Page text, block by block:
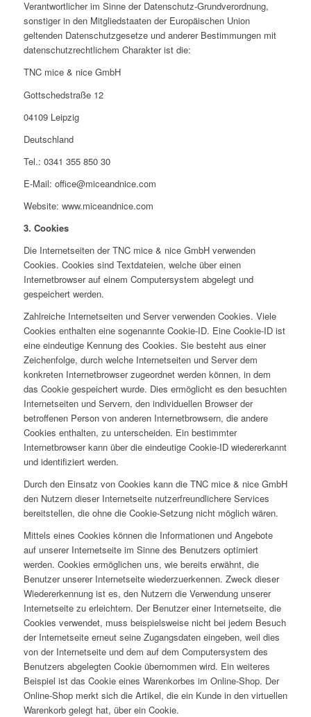
Verantwortlicher im Sinne der Datenschutz-Grundverordnung,
sonstiger in den Mitgliedstaaten der Europäischen Union
geltenden Datenschutzgesetze und anderer Bestimmungen mit
datenschutzrechtlichem Charakter ist die:
TNC mice & nice GmbH
Gottschedstraße 12
04109 Leipzig
Deutschland
Tel.: 0341 355 850 30
E-Mail: office@miceandnice.com
Website: www.miceandnice.com
3. Cookies
Die Internetseiten der TNC mice & nice GmbH verwenden
Cookies. Cookies sind Textdateien, welche über einen
Internetbrowser auf einem Computersystem abgelegt und
gespeichert werden.
Zahlreiche Internetseiten und Server verwenden Cookies. Viele
Cookies enthalten eine sogenannte Cookie-ID. Eine Cookie-ID ist
eine eindeutige Kennung des Cookies. Sie besteht aus einer
Zeichenfolge, durch welche Internetseiten und Server dem
konkreten Internetbrowser zugeordnet werden können, in dem
das Cookie gespeichert wurde. Dies ermöglicht es den besuchten
Internetseiten und Servern, den individuellen Browser der
betroffenen Person von anderen Internetbrowsern, die andere
Cookies enthalten, zu unterscheiden. Ein bestimmter
Internetbrowser kann über die eindeutige Cookie-ID wiedererkannt
und identifiziert werden.
Durch den Einsatz von Cookies kann die TNC mice & nice GmbH
den Nutzern dieser Internetseite nutzerfreundlichere Services
bereitstellen, die ohne die Cookie-Setzung nicht möglich wären.
Mittels eines Cookies können die Informationen und Angebote
auf unserer Internetseite im Sinne des Benutzers optimiert
werden. Cookies ermöglichen uns, wie bereits erwähnt, die
Benutzer unserer Internetseite wiederzuerkennen. Zweck dieser
Wiedererkennung ist es, den Nutzern die Verwendung unserer
Internetseite zu erleichtern. Der Benutzer einer Internetseite, die
Cookies verwendet, muss beispielsweise nicht bei jedem Besuch
der Internetseite erneut seine Zugangsdaten eingeben, weil dies
von der Internetseite und dem auf dem Computersystem des
Benutzers abgelegten Cookie übernommen wird. Ein weiteres
Beispiel ist das Cookie eines Warenkorbes im Online-Shop. Der
Online-Shop merkt sich die Artikel, die ein Kunde in den virtuellen
Warenkorb gelegt hat, über ein Cookie.